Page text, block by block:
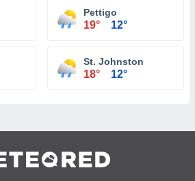
Pettigo
19° 12°
St. Johnston
18° 12°